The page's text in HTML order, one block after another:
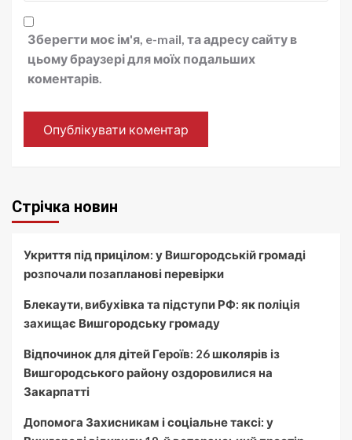
Зберегти моє ім'я, e-mail, та адресу сайту в
цьому браузері для моїх подальших
коментарів.
Стрічка новин
Укриття під прицілом: у Вишгородській громаді
розпочали позапланові перевірки
Блекаути, вибухівка та підступи РФ: як поліція
захищає Вишгородську громаду
Відпочинок для дітей Героїв: 26 школярів із
Вишгородського району оздоровилися на
Закарпатті
Допомога Захисникам і соціальне таксі: у